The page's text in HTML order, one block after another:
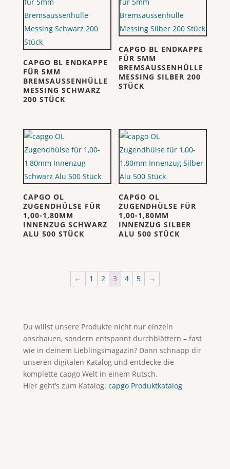
CAPGO BL ENDKAPPE
FÜR 5MM
BREMSAUSSENHÜLLE
MESSING SCHWARZ
200 STÜCK
CAPGO BL ENDKAPPE
FÜR 5MM
BREMSAUSSENHÜLLE
MESSING SILBER 200
STÜCK
CAPGO OL
ZUGENDHÜLSE FÜR
1,00-1,80MM
INNENZUG SCHWARZ
ALU 500 STÜCK
CAPGO OL
ZUGENDHÜLSE FÜR
1,00-1,80MM
INNENZUG SILBER
ALU 500 STÜCK
← 1 2 3 4 5 →
Du willst unsere Produkte nicht nur einzeln
anschauen, sondern entspannt durchblättern – fast
wie in deinem Lieblingsmagazin? Dann schnapp dir
unseren digitalen Katalog und entdecke die
komplette capgo Welt in einem Rutsch.
Hier geht’s zum Katalog: capgo Produktkatalog